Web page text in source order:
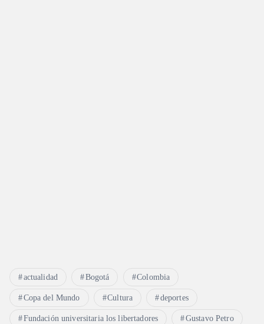
actualidad Bogotá Colombia
Copa del Mundo Cultura deportes
Fundación universitaria los libertadores Gustavo Petro